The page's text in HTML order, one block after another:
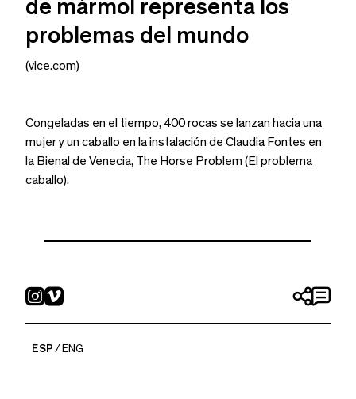
de mármol representa los
problemas del mundo
(vice.com)
Congeladas en el tiempo, 400 rocas se lanzan hacia una
mujer y un caballo en la instalación de Claudia Fontes en
la Bienal de Venecia, The Horse Problem (El problema
caballo).
ESP ENG